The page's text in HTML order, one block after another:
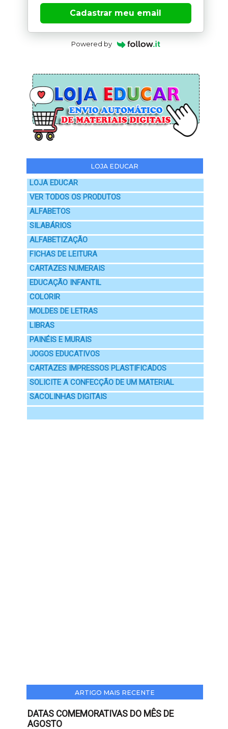
Cadastrar meu email
Powered by
LOJA EDUCAR
LOJA EDUCAR
VER TODOS OS PRODUTOS
ALFABETOS
SILABÁRIOS
ALFABETIZAÇÃO
FICHAS DE LEITURA
CARTAZES NUMERAIS
EDUCAÇÃO INFANTIL
COLORIR
MOLDES DE LETRAS
LIBRAS
PAINÉIS E MURAIS
JOGOS EDUCATIVOS
CARTAZES IMPRESSOS PLASTIFICADOS
SOLICITE A CONFECÇÃO DE UM MATERIAL
SACOLINHAS DIGITAIS
ARTIGO MAIS RECENTE
DATAS COMEMORATIVAS DO MÊS DE
AGOSTO